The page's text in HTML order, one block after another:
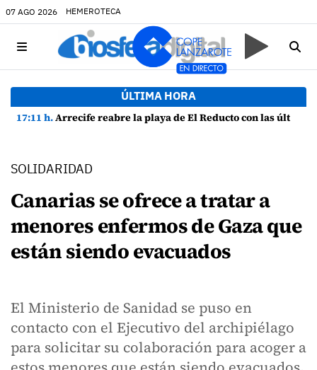
07 AGO 2026 HEMEROTECA
ÚLTIMA HORA
17:11 h.Arrecife reabre la playa de El Reducto con las últimas analíticas mostrando "una buena calidad de las aguas para el baño"
SOLIDARIDAD
Canarias se ofrece a tratar a
menores enfermos de Gaza que
están siendo evacuados
El Ministerio de Sanidad se puso en
contacto con el Ejecutivo del archipiélago
para solicitar su colaboración para acoger a